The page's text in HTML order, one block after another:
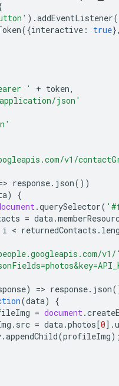
).addEventListener(
({interactive : true
' + token,
json'
v1/
> response. json())
)
{
.querySelector(
= data.
i < returnedContacts .
) => response. json
(data)
{
= document.
. src = data.photos [0].
.appendChild(profileImg